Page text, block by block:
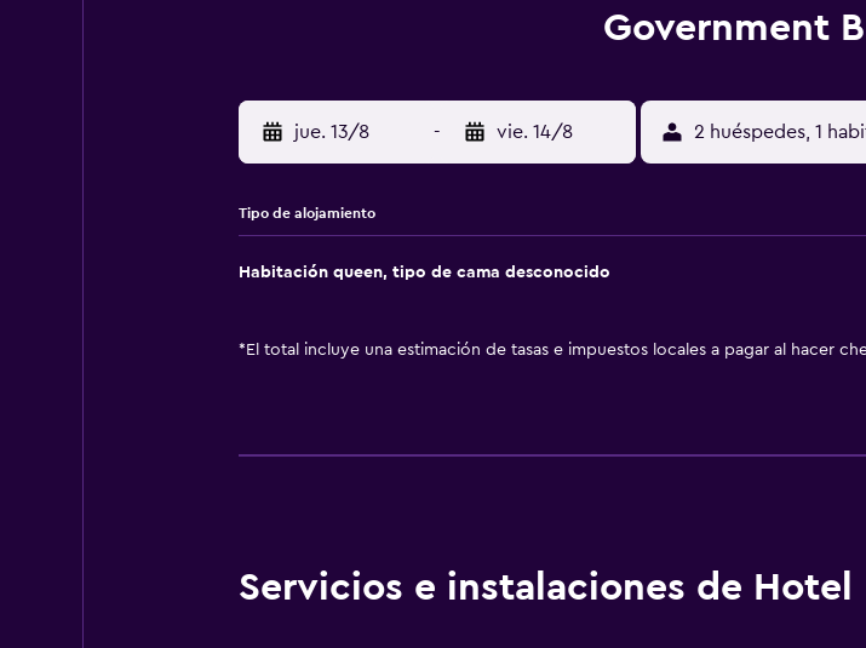
Government
jue. 13/8 - vie. 14/8 2 huéspedes, 1
Tipo de alojamiento
Habitación queen, tipo de cama desconocido
* El total incluye una estimación de tasas e impuestos locales a pagar al hacer
Servicios e instalaciones de Hotel